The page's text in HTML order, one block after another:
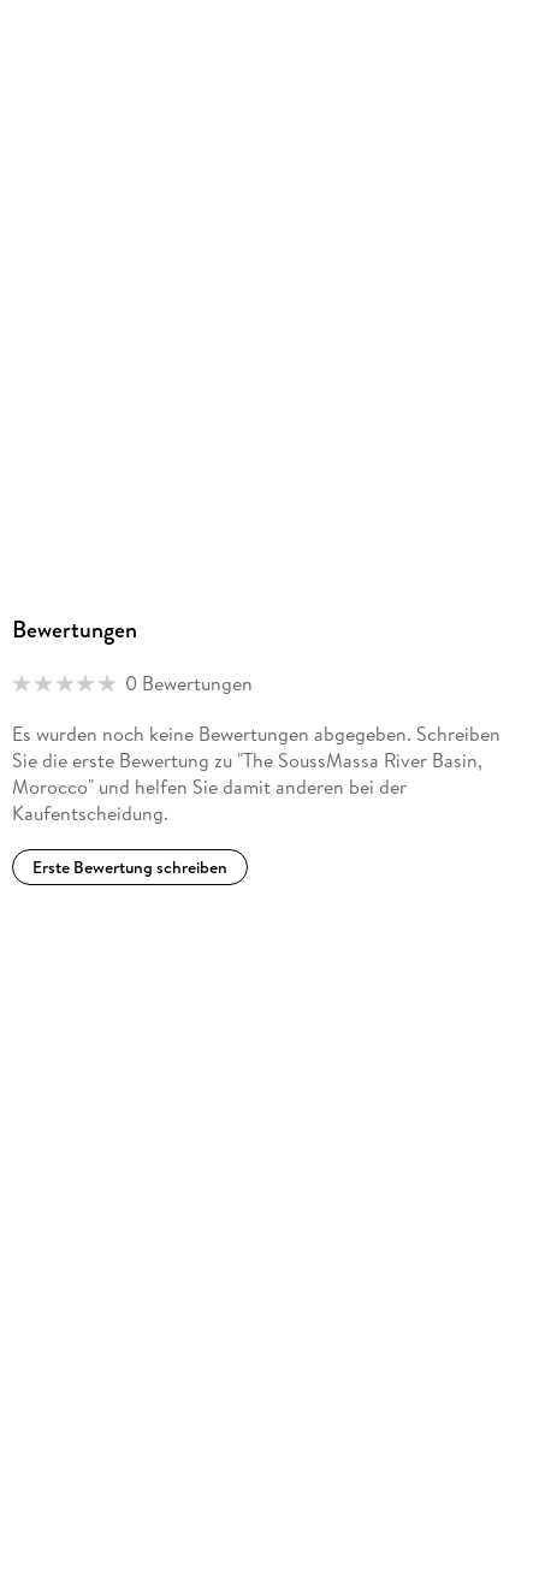
Bewertungen
0 Bewertungen
Es wurden noch keine Bewertungen abgegeben. Schreiben
Sie die erste Bewertung zu "The SoussMassa River Basin,
Morocco" und helfen Sie damit anderen bei der
Kaufentscheidung.
Erste Bewertung schreiben